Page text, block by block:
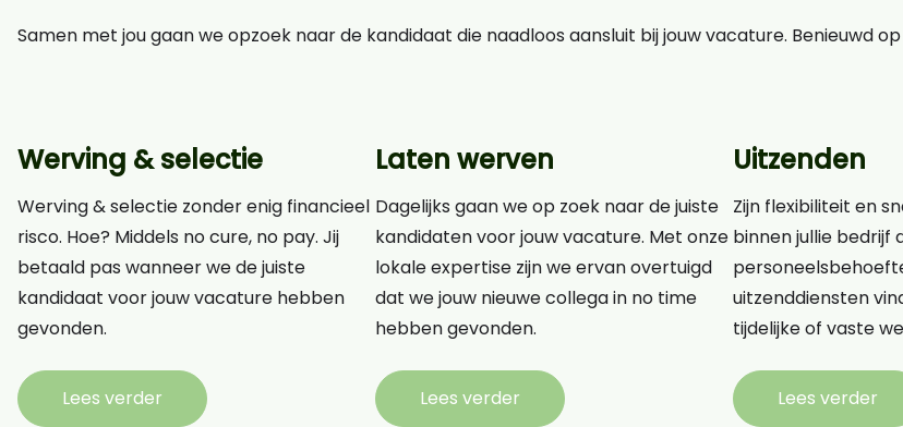
Samen met jou gaan we opzoek naar de kandidaat die naadloos aansluit bij jouw vacature. Benieuwd
Werving & selectie
Werving & selectie zonder enig financieel
risco. Hoe? Middels no cure, no pay. Jij
betaald pas wanneer we de juiste
kandidaat voor jouw vacature hebben
gevonden.
Lees verder
Laten werven
Dagelijks gaan we op zoek naar de juiste
kandidaten voor jouw vacature. Met onze
lokale expertise zijn we ervan overtuigd
dat we jouw nieuwe collega in no time
hebben gevonden.
Lees verder
Uitzenden
Zijn flexibiliteit en
binnen jullie bedrijf
uitzenddiensten
tijdelijke of vaste
Lees verder